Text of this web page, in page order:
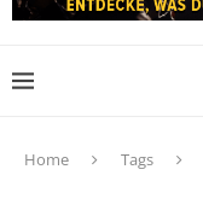
Home Tags